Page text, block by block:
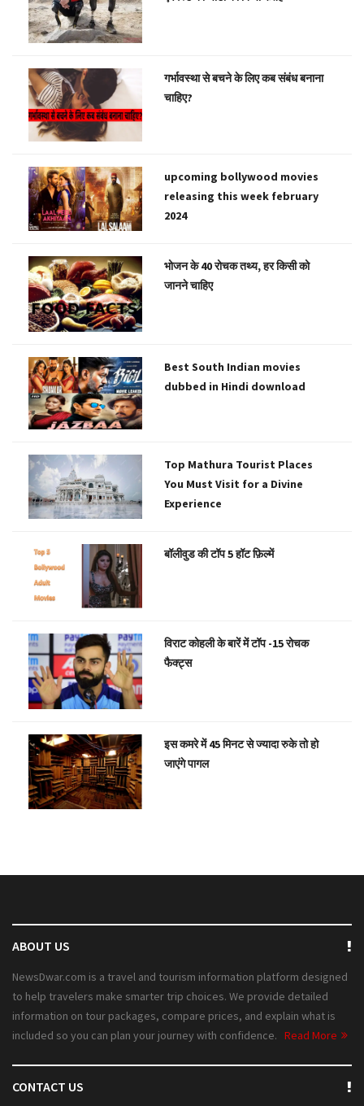
गर्भावस्था से बचने के लिए कब संबंध बनाना
चाहिए?
upcoming bollywood movies
releasing this week february
2024
भोजन के 40 रोचक तथ्य, हर किसी को
जानने चाहिए
Best South Indian movies
dubbed in Hindi download
Top Mathura Tourist Places
You Must Visit for a Divine
Experience
बॉलीवुड की टॉप 5 हॉट फ़िल्में
विराट कोहली के बारें में टॉप -15 रोचक
फैक्ट्स
इस कमरे में 45 मिनट से ज्यादा रुके तो हो
जाएंगे पागल
ABOUT US
NewsDwar.com is a travel and tourism information platform designed
to help travelers make smarter trip choices. We provide detailed
information on tour packages, compare prices, and explain what is
included so you can plan your journey with confidence. Read More
CONTACT US